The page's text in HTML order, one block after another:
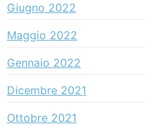
Giugno 2022
Maggio 2022
Gennaio 2022
Dicembre 2021
Ottobre 2021